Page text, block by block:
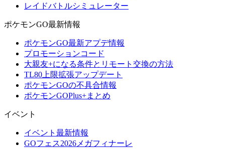
レイドバトルシミュレーター
ポケモンGO最新情報
ポケモンGO最新アプデ情報
プロモーションコード
大親友+になる条件とリモート交換の方法
TL80上限拡張アップデート
ポケモンGOの不具合情報
ポケモンGOPlus+まとめ
イベント
イベント最新情報
GOフェス2026メガフィナーレ